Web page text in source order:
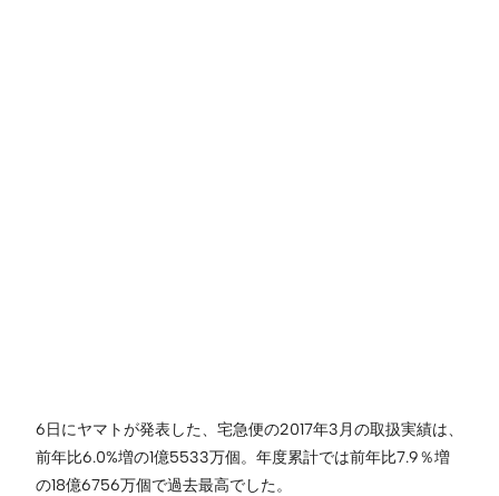
6日にヤマトが発表した、宅急便の2017年3月の取扱実績は、
前年比6.0%増の1億5533万個。年度累計では前年比7.9％増
の18億6756万個で過去最高でした。